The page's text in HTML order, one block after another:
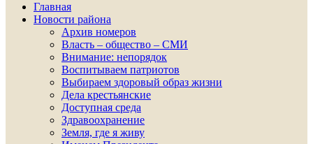
Главная
Новости района
Архив номеров
Власть – общество – СМИ
Внимание: непорядок
Воспитываем патриотов
Выбираем здоровый образ жизни
Дела крестьянские
Доступная среда
Здравоохранение
Земля, где я живу